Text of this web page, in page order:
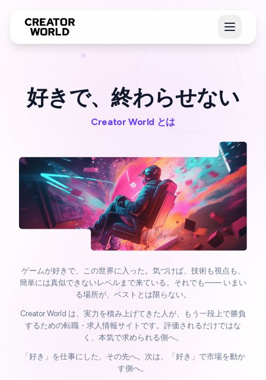
好きで、終わらせない
Creator World とは
ゲームが好きで、この世界に入った。気づけば、技術も視点も、
簡単には真似できないレベルまで来ている。それでも—— いまい
る場所が、ベストとは限らない。
Creator World は、実力を積み上げてきた人が、もう一段上で勝負
するための転職・求人情報サイトです。評価されるだけではな
く、本気で求められる側へ。
「好き」を仕事にした、その先へ。次は、「好き」で市場を動か
す側へ。